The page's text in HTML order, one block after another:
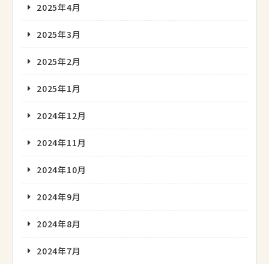
2025年4月
2025年3月
2025年2月
2025年1月
2024年12月
2024年11月
2024年10月
2024年9月
2024年8月
2024年7月